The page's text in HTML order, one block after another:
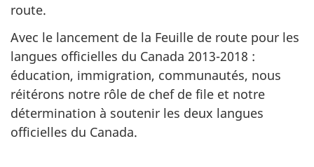
route.
Avec le lancement de la Feuille de route pour les
langues officielles du Canada 2013-2018 :
éducation, immigration, communautés, nous
réitérons notre rôle de chef de file et notre
détermination à soutenir les deux langues
officielles du Canada.